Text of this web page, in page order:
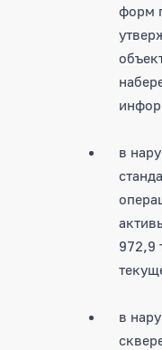
форм
в
972,9
в